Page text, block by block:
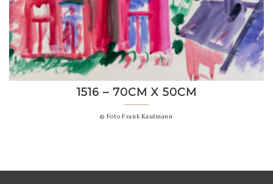
1516 – 70CM X 50CM
© Foto Frank Kaufmann